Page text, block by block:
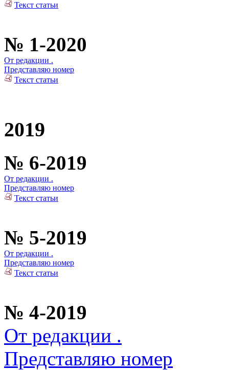
Текст статьи
№ 1-2020
От редакции .
Представляю номер
Текст статьи
2019
№ 6-2019
От редакции .
Представляю номер
Текст статьи
№ 5-2019
От редакции .
Представляю номер
Текст статьи
№ 4-2019
От редакции .
Представляю номер